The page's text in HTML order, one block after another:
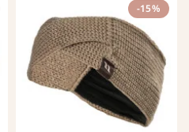
-15%